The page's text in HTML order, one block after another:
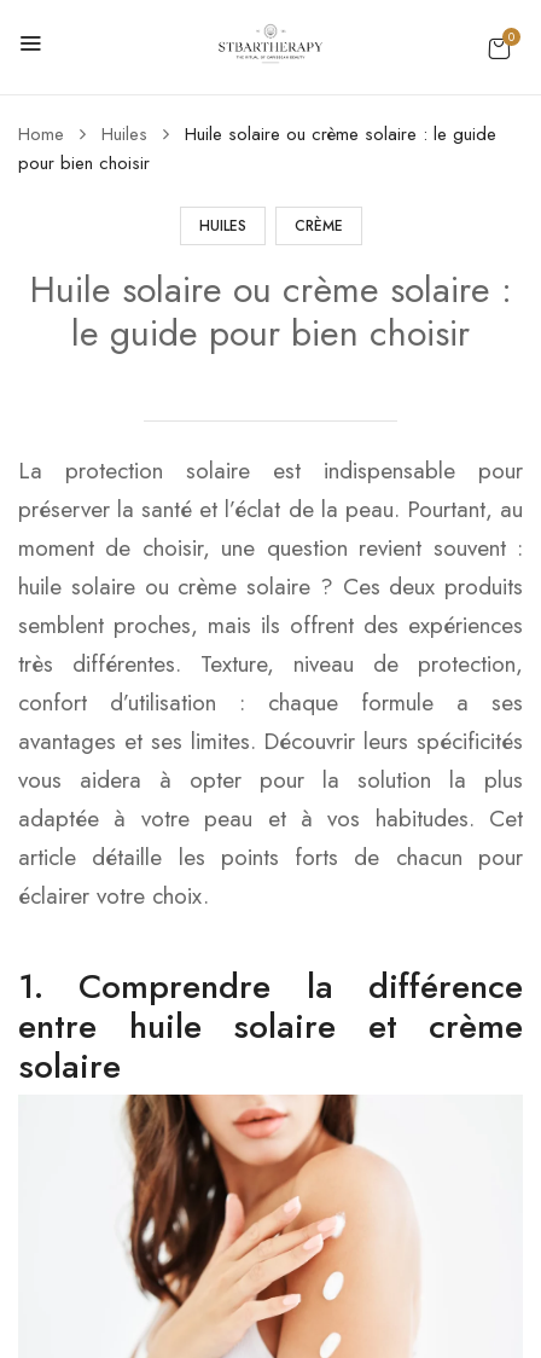
0
Home Huiles
Huile solaire ou crème solaire : le guide
pour bien choisir
HUILES CRÈME
Huile solaire ou crème solaire :
le guide pour bien choisir
La protection solaire est indispensable pour
préserver la santé et l’éclat de la peau. Pourtant, au
moment de choisir, une question revient souvent :
huile solaire ou crème solaire ? Ces deux produits
semblent proches, mais ils offrent des expériences
très différentes. Texture, niveau de protection,
confort d’utilisation : chaque formule a ses
avantages et ses limites. Découvrir leurs spécificités
vous aidera à opter pour la solution la plus
adaptée à votre peau et à vos habitudes. Cet
article détaille les points forts de chacun pour
éclairer votre choix.
1. Comprendre la différence
entre huile solaire et crème
solaire